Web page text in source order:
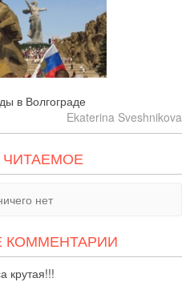
в Волгограде
Ekaterina Sveshnikova
нет
КОММЕНТАРИИ
крутая!!!